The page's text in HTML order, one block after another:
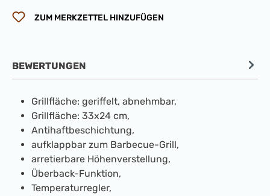
ZUM MERKZETTEL HINZUFÜGEN
BEWERTUNGEN
Grillfläche: geriffelt, abnehmbar,
Grillfläche: 33x24 cm,
Antihaftbeschichtung,
aufklappbar zum Barbecue-Grill,
arretierbare Höhenverstellung,
Überback-Funktion,
Temperaturregler,